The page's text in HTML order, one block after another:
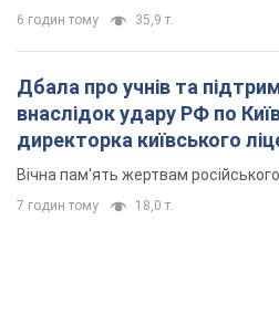
6 годин тому 35,9 т.
Дбала про учнів та
внаслідок удару РФ по
директорка київського
Вічна пам'ять жертвам
7 годин тому 18,0 т.